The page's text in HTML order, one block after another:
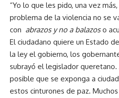
“Yo lo que les pido, una vez
problema de la violencia no se
con abrazos y no a balazoso
El ciudadano quiere un Estado
la ley el gobierno, los
subrayó el legislador queretano.
posible que se exponga a
estos cinturones de paz.